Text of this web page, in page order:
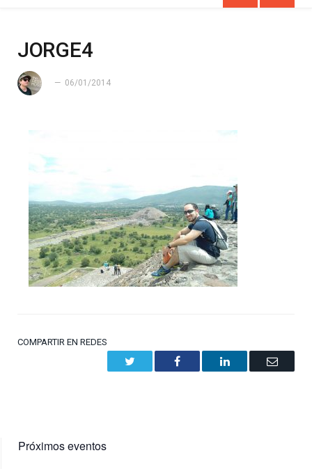
JORGE4
06/01/2014
COMPARTIR EN REDES
Facebook LinkedIn Email
Próximos eventos